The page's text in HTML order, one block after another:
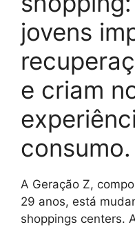
jovens
e criam
consumo.
A Geração Z,
29 anos, está
shoppings centers.